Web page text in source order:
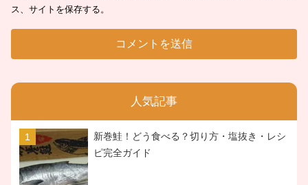
ス、サイトを保存する。
人気記事
新巻鮭！どう食べる？切り方・塩抜き・レシ
ピ完全ガイド